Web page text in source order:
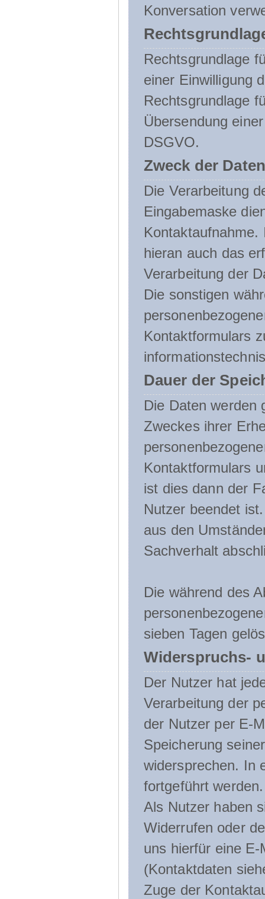
Konversation
Rechtsgrundlage
einer Einwilligung
Rechtsgrundlage
Übersendung
DSGVO.
Zweck der
Die Verarbeitung
Eingabemaske
hieran auch das
Verarbeitung der
Die sonstigen
Kontaktformulars
Dauer der
Die Daten werden
Zweckes ihrer
Kontaktformulars
ist dies dann der
Nutzer beendet
aus den
Sachverhalt
Die während des
sieben Tagen
Widerspruchs-
Der Nutzer hat
Verarbeitung der
der Nutzer per E-
Speicherung
widersprechen. In
fortgeführt werden.
Als Nutzer haben
Widerrufen oder
uns hierfür eine
(Kontaktdaten
Zuge der